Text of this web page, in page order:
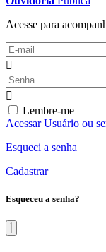
Acesse para
Lembre-me
Acessar Usuário ou
Esqueci a senha
Cadastrar
Esqueceu a senha?